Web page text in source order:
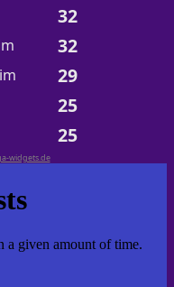
32
32
29
25
25
widgets.de